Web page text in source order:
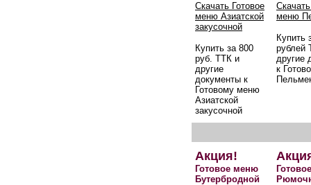
Скачать Готовое
меню Азиатской
закусочной
Купить за 800
руб. ТТК и
другие
документы к
Готовому меню
Азиатской
закусочной
меню
Купить
рублей
другие
к
Акция!
Готовое меню
Бутербродной